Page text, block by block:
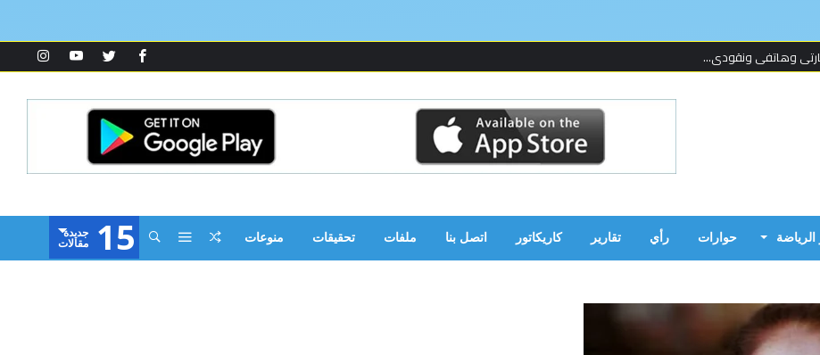
تتبع لإحدى المنظما...
الرياضة حوارات رأي تقارير كاريكاتور اتصل بنا ملفات تحقيقات منوعات 15 ‫جديدة‬
‫مقالات‬